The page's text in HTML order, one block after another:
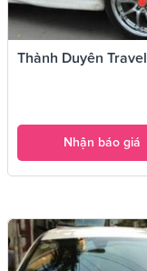
Thành Duyên Travel
Nhận báo giá